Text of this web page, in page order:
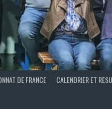
DE FRANCE CALENDRIER ET